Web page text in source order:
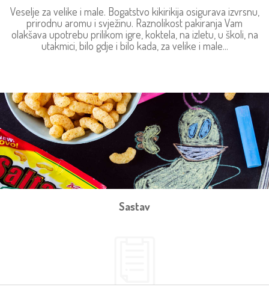
Veselje za velike i male. Bogatstvo kikirikija osigurava izvrsnu,
prirodnu aromu i svježinu. Raznolikost pakiranja Vam
olakšava upotrebu prilikom igre, koktela, na izletu, u školi, na
utakmici, bilo gdje i bilo kada, za velike i male...
Sastav